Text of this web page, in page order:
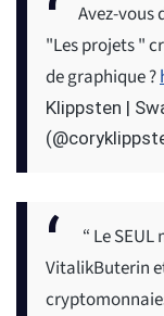
Avez-
"Les projets "
de graphique ?
Klippsten |
“ Le
VitalikButerin